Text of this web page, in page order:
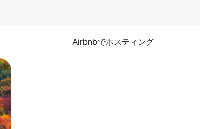
Airbnbでホスティング